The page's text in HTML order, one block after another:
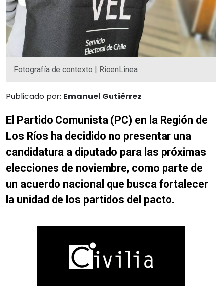
Fotografía de contexto | RioenLinea
Publicado por: Emanuel Gutiérrez
El Partido Comunista (PC) en la Región de
Los Ríos ha decidido no presentar una
candidatura a diputado para las próximas
elecciones de noviembre, como parte de
un acuerdo nacional que busca fortalecer
la unidad de los partidos del pacto.